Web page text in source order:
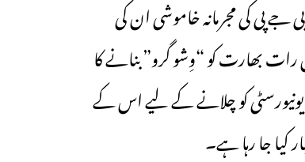
پی کی مجرمانہ خاموشی ان کی
بھارت کو “وِشو گرو” بنانے کا
کو چلانے کے لیے اس کے
کیا جا رہا ہے۔